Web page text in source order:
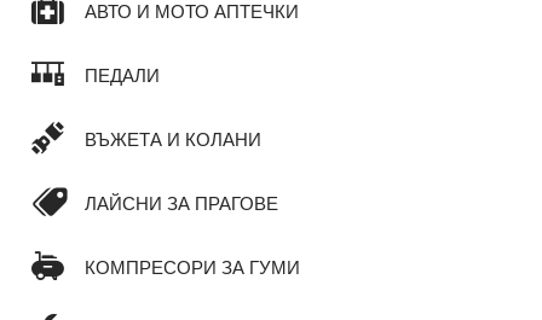
АВТО И МОТО АПТЕЧКИ
ПЕДАЛИ
ВЪЖЕТА И КОЛАНИ
ЛАЙСНИ ЗА ПРАГОВЕ
КОМПРЕСОРИ ЗА ГУМИ